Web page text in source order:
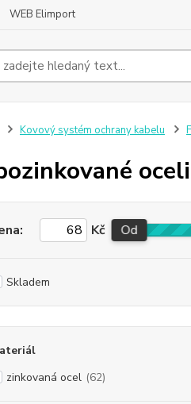
WEB Elimport
Kovový systém ochrany kabelu
oceli
Kč Od
Skladem
zinkovaná ocel (62)